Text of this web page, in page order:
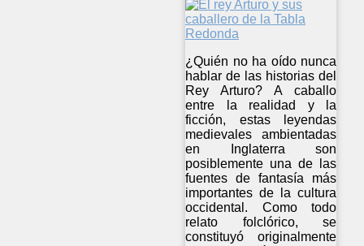
¿Quién no ha oído nunca
hablar de las historias del
Rey Arturo? A caballo
entre la realidad y la
ficción, estas leyendas
medievales ambientadas
en Inglaterra son
posiblemente una de las
fuentes de fantasía más
importantes de la cultura
occidental. Como todo
relato folclórico, se
constituyó originalmente